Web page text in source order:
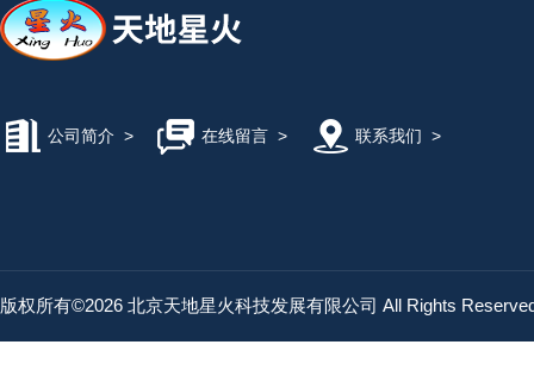
公司简介 > 在线留言> 联系我们 >
版权所有©2026 北京天地星火科技发展有限公司 All Rights